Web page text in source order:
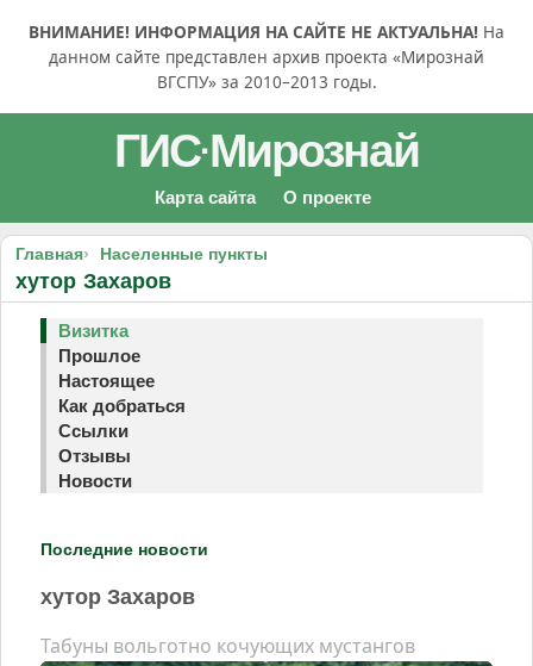
ВНИМАНИЕ! ИНФОРМАЦИЯ НА САЙТЕ НЕ АКТУАЛЬНА! На
данном сайте представлен архив проекта «Мирознай
ВГСПУ» за 2010–2013 годы.
ГИС·Мирознай
Карта сайта О проекте
Главная Населенные пункты
хутор Захаров
Визитка
Прошлое
Настоящее
Как добраться
Ссылки
Отзывы
Новости
Последние новости
хутор Захаров
Табуны вольготно кочующих мустангов